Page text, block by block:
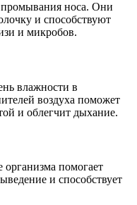
промывания носа. Они
и способствуют
и микробов.
влажности в
воздуха поможет
и облегчит дыхание.
помогает
и способствует